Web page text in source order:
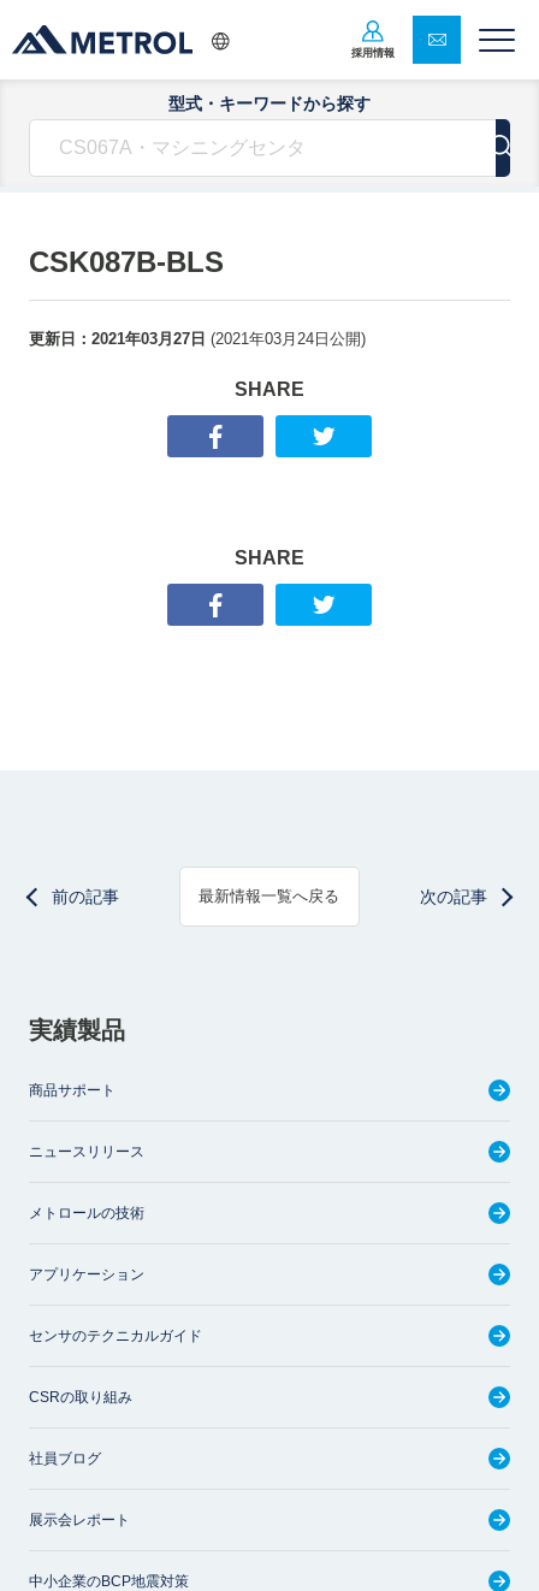
採用情報
型式・キーワードから探す
CSK087B-BLS
更新日： 2021年03月27日 (2021年03月24日 公開)
SHARE
SHARE
前の記事 最新情報一覧へ戻る 次の記事
実績製品
商品サポート
ニュースリリース
メトロールの技術
アプリケーション
センサのテクニカルガイド
CSRの取り組み
社員ブログ
展示会レポート
中小企業のBCP地震対策